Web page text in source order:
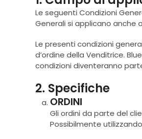
Le seguenti Condizioni
Generali si applicano anche
Le presenti condizioni
d’ordine della Venditrice.
condizioni diventeranno
2. Specifiche
ORDINI
Gli ordini da parte del
Possibilmente